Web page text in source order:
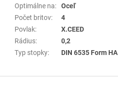
Optimálne na:
Oceľ
Počet britov:
4
Povlak:
X.CEED
Rádius:
0,2
Typ stopky: DIN 6535 Form HA